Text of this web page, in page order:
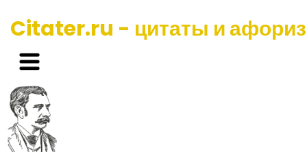
Citater.ru - цитаты и